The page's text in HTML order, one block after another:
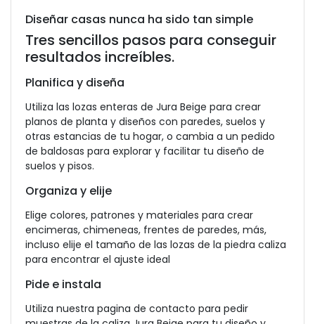
Diseñar casas nunca ha sido tan simple
Tres sencillos pasos para conseguir
resultados increíbles.
Planifica y diseña
Utiliza las lozas enteras de Jura Beige para crear
planos de planta y diseños con paredes, suelos y
otras estancias de tu hogar, o cambia a un pedido
de baldosas para explorar y facilitar tu diseño de
suelos y pisos.
Organiza y elije
Elige colores, patrones y materiales para crear
encimeras, chimeneas, frentes de paredes, más,
incluso elije el tamaño de las lozas de la piedra caliza
para encontrar el ajuste ideal
Pide e instala
Utiliza nuestra pagina de contacto para pedir